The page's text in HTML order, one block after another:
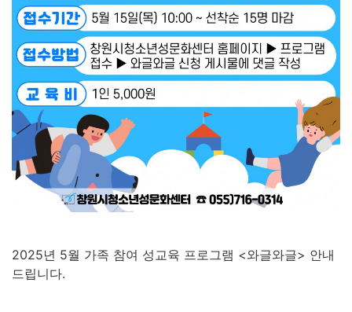
2025년 5월 가족 참여 성교육 프로그램 <와글와글> 안내
드립니다.